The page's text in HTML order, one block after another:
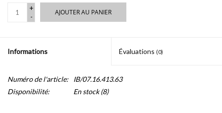
+
-
AJOUTER AU PANIER
Informations Évaluations (0)
Numéro de l'article:
IB/07.16.413.63
Disponibilité:
En stock(8)